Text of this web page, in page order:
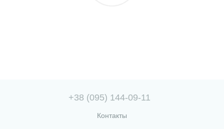
+38 (095) 144-09-11
Контакты